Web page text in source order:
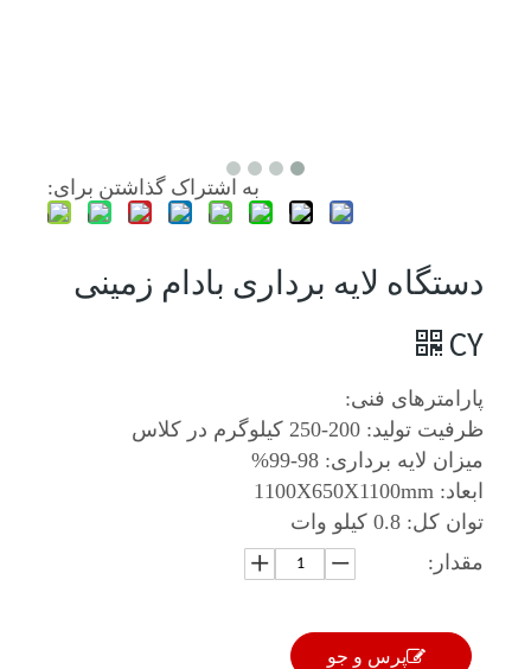
به اشتراک گذاشتن برای:
دستگاه لایه برداری بادام زمینی
CY
پارامترهای فنی:
ظرفیت تولید: 200-250 کیلوگرم در کلاس
میزان لایه برداری: 98-99%
ابعاد: 1100X650X1100mm
توان کل: 0.8 کیلو وات
مقدار:
پرس و جو